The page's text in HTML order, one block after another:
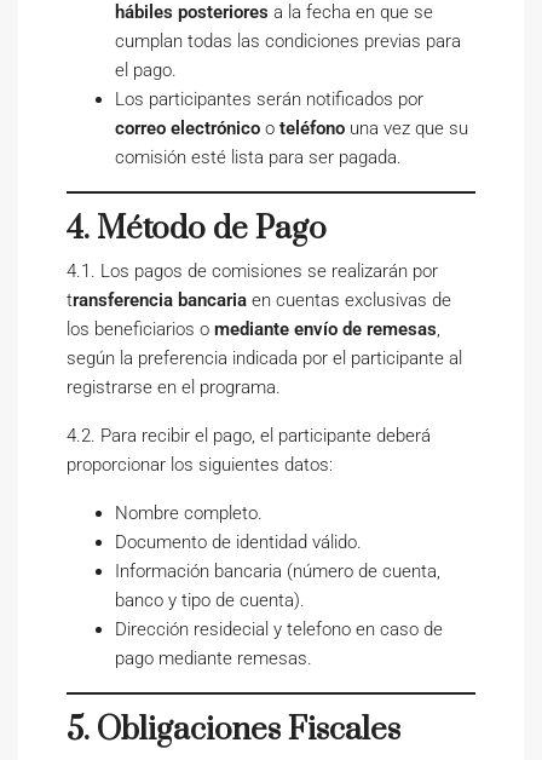
hábiles posteriores a la fecha en que se
cumplan todas las condiciones previas para
el pago.
Los participantes serán notificados por
correo electrónico o teléfono una vez que su
comisión esté lista para ser pagada.
4. Método de Pago
4.1. Los pagos de comisiones se realizarán por
transferencia bancaria en cuentas exclusivas de
los beneficiarios o mediante envío de remesas,
según la preferencia indicada por el participante al
registrarse en el programa.
4.2. Para recibir el pago, el participante deberá
proporcionar los siguientes datos:
Nombre completo.
Documento de identidad válido.
Información bancaria (número de cuenta,
banco y tipo de cuenta).
Dirección residecial y telefono en caso de
pago mediante remesas.
5. Obligaciones Fiscales